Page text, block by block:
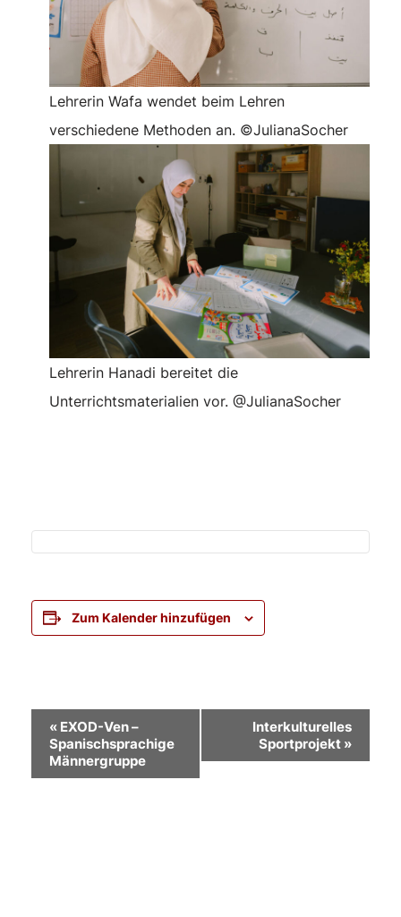
Lehrerin Wafa wendet beim Lehren
verschiedene Methoden an. ©JulianaSocher
Lehrerin Hanadi bereitet die
Unterrichtsmaterialien vor. @JulianaSocher
Zum Kalender hinzufügen
Veranstaltung-
Navigation
« EXOD-Ven –
Spanischsprachige
Männergruppe
Interkulturelles
Sportprojekt »